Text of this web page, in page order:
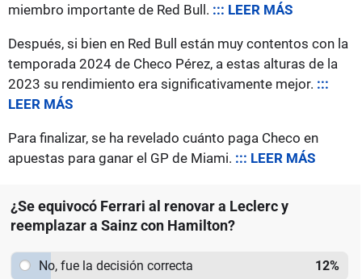
miembro importante de Red Bull. ::: LEER MÁS
Después, si bien en Red Bull están muy contentos con la
temporada 2024 de Checo Pérez, a estas alturas de la
2023 su rendimiento era significativamente mejor. :::
LEER MÁS
Para finalizar, se ha revelado cuánto paga Checo en
apuestas para ganar el GP de Miami. ::: LEER MÁS
¿Se equivocó Ferrari al renovar a Leclerc y
reemplazar a Sainz con Hamilton?
No, fue la decisión correcta 12%